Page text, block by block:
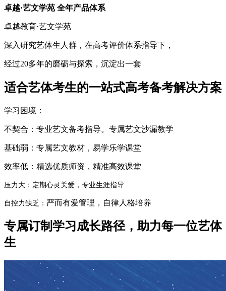
卓越·艺文学苑 全年产品体系
卓越教育·艺文学苑
深入研究艺体生人群，在高考评价体系指导下，
经过20多年的磨砺与探索，沉淀出一套
适合艺体考生的一站式高考备考解决方案
学习困境：
不契合：专业艺文备考指导。专属艺文沙漏教学
基础弱：专属艺文教材，易学乐学课堂
效率低：精选优质师资，精准高效课堂
压力大： 定期心灵关爱，专业生涯指导
自控力缺乏： 严而有爱管理，自律人格培养
专属订制学习成长路径，助力每一位艺体
生